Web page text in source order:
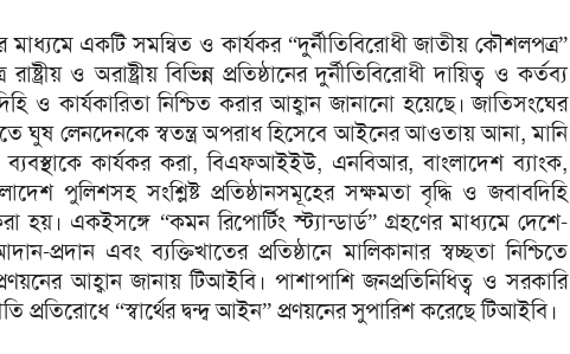
একটি সমন্বিত ও কার্যকর “দুর্নীতিবিরোধী জাতীয় কৌশলপত্র”
ও অরাষ্ট্রীয় বিভিন্ন প্রতিষ্ঠানের দুর্নীতিবিরোধী দায়িত্ব ও কর্তব্য
ও কার্যকারিতা নিশ্চিত করার আহ্বান জানানো হয়েছে। জাতিসংঘের
ঘুষ লেনদেনকে স্বতন্ত্র অপরাধ হিসেবে আইনের আওতায় আনা, মানি
ব্যবস্থাকে কার্যকর করা, বিএফআইইউ, এনবিআর, বাংলাদেশ ব্যাংক,
পুলিশসহ সংশ্লিষ্ট প্রতিষ্ঠানসমূহের সক্ষমতা বৃদ্ধি ও জবাবদিহি
হয়। একইসঙ্গে “কমন রিপোর্টিং স্ট্যান্ডার্ড” গ্রহণের মাধ্যমে দেশে-
প্রদান এবং ব্যক্তিখাতের প্রতিষ্ঠানে মালিকানার স্বচ্ছতা নিশ্চিতে
আহ্বান জানায় টিআইবি। পাশাপাশি জনপ্রতিনিধিত্ব ও সরকারি
প্রতিরোধে “স্বার্থের দ্বন্দ্ব আইন” প্রণয়নের সুপারিশ করেছে টিআইবি।